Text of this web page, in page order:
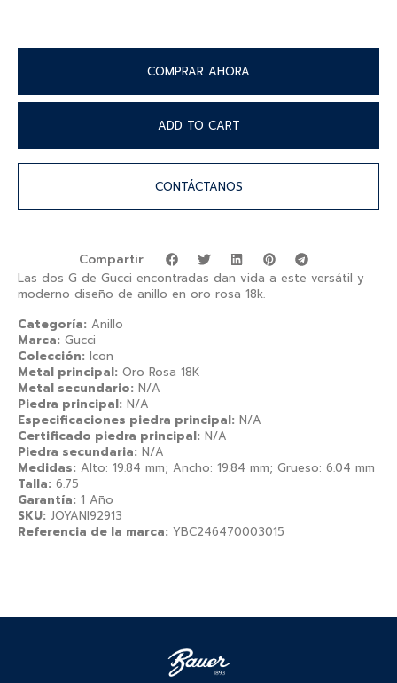
COMPRAR AHORA
ADD TO CART
CONTÁCTANOS
Compartir
Las dos G de Gucci encontradas dan vida a este versátil y
moderno diseño de anillo en oro rosa 18k.
Categoría: Anillo
Marca: Gucci
Colección: Icon
Metal principal: Oro Rosa 18K
Metal secundario: N/A
Piedra principal: N/A
Especificaciones piedra principal: N/A
Certificado piedra principal: N/A
Piedra secundaria: N/A
Medidas: Alto: 19.84 mm; Ancho: 19.84 mm; Grueso: 6.04 mm
Talla: 6.75
Garantía: 1 Año
SKU: JOYANI92913
Referencia de la marca: YBC246470003015